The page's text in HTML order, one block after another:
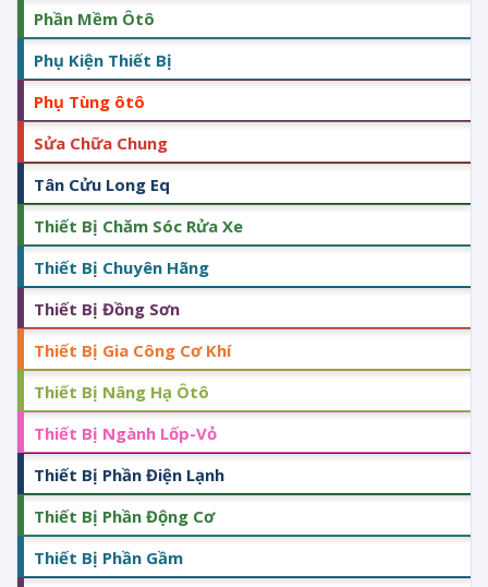
Phần Mềm Ôtô
Phụ Kiện Thiết Bị
Phụ Tùng ôtô
Sửa Chữa Chung
Tân Cửu Long Eq
Thiết Bị Chăm Sóc Rửa Xe
Thiết Bị Chuyên Hãng
Thiết Bị Đồng Sơn
Thiết Bị Gia Công Cơ Khí
Thiết Bị Nâng Hạ Ôtô
Thiết Bị Ngành Lốp-Vỏ
Thiết Bị Phần Điện Lạnh
Thiết Bị Phần Động Cơ
Thiết Bị Phần Gầm